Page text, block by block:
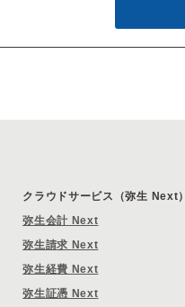
クラウドサービス（弥生 Next）
弥生会計 Next
弥生請求 Next
弥生経費 Next
弥生証憑 Next